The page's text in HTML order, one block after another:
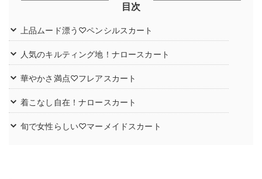
目次
上品ムード漂う♡ペンシルスカート
人気のキルティング地！ナロースカート
華やかさ満点♡フレアスカート
着こなし自在！ナロースカート
旬で女性らしい♡マーメイドスカート